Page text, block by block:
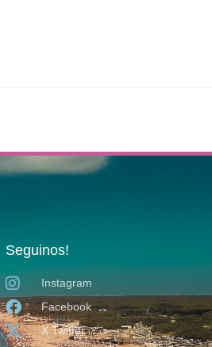
Seguinos!
Instagram
Facebook
X Twitter